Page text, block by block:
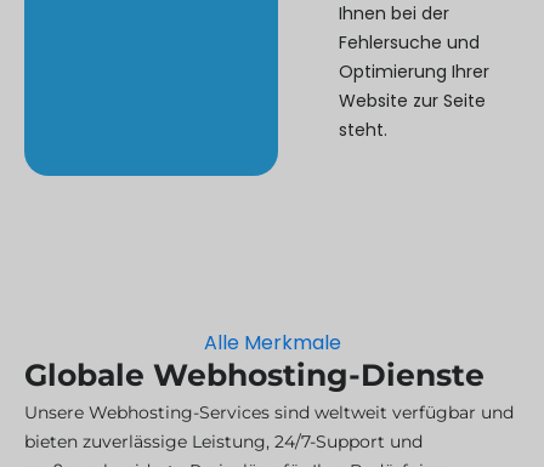
Ihnen bei der
Fehlersuche und
Optimierung Ihrer
Website zur Seite
steht.
Alle Merkmale
Globale Webhosting-Dienste
Unsere Webhosting-Services sind weltweit verfügbar und
bieten zuverlässige Leistung, 24/7-Support und